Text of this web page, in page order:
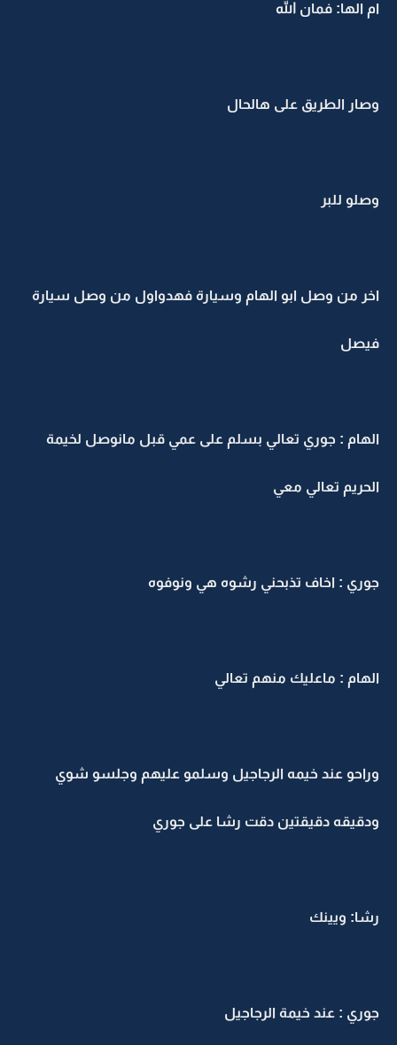
ام الها: فمان الله
وصار الطريق على هالحال
وصلو للبر
اخر من وصل ابو الهام وسيارة فهدواول من وصل سيارة
فيصل
الهام : جوري تعالي بسلم على عمي قبل مانوصل لخيمة
الحريم تعالي معي
جوري : اخاف تذبحني رشوه هي ونوفوه
الهام : ماعليك منهم تعالي
وراحو عند خيمه الرجاجيل وسلمو عليهم وجلسو شوي
ودقيقه دقيقتين دقت رشا على جوري
رشا: ويينك
جوري : عند خيمة الرجاجيل